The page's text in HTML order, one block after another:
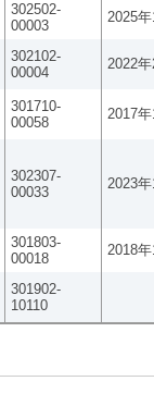
302502-
00003
2025
302102-
00004
2022
301710-
00058
2017
302307-
00033
2023
301803-
00018
2018
301902-
10110